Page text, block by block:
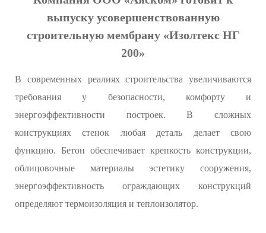
выпуску усовершенствованную
строительную мембрану «Изолтекс НГ
200»
В современных реалиях строительства увеличиваются
требования у безопасности, комфорту и
энергоэффективности построек. В сложных
конструкциях стенок любая деталь делает свою
функцию. Бетон обеспечивает крепкость конструкции,
облицовочные материалы эстетику сооружения,
энергоэффективность ограждающих конструкций
определяют термоизоляция и теплоизолятор.